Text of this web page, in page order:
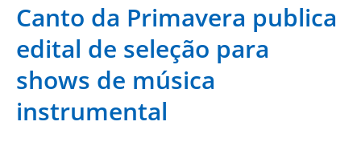
Canto da Primavera publica
edital de seleção para
shows de música
instrumental